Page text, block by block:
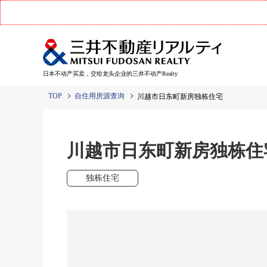
日本不动产买卖，交给龙头企业的三井不动产Realty
TOP 自住用房源查询 川越市日东町新房独栋住宅
川越市日东町新房独栋
独栋住宅